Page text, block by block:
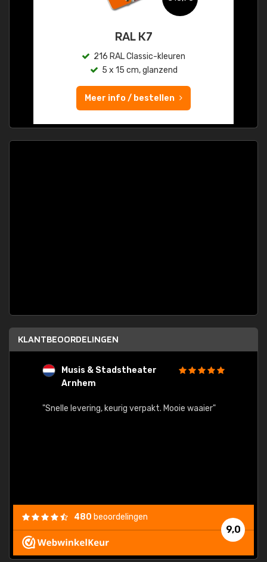
RAL K7
216 RAL Classic-kleuren
5 x 15 cm, glanzend
Meer info / bestellen
KLANTBEOORDELINGEN
Musis & Stadstheater
Arnhem
"Snelle levering, keurig verpakt. Mooie waaier"
9,0
480 beoordelingen